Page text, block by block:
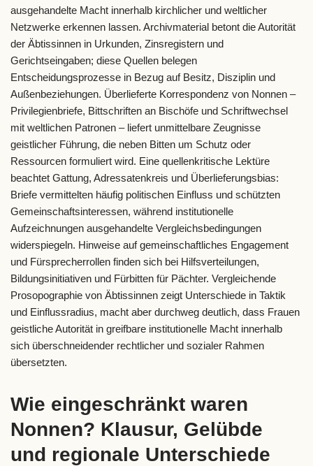
ausgehandelte Macht innerhalb kirchlicher und weltlicher
Netzwerke erkennen lassen. Archivmaterial betont die Autorität
der Äbtissinnen in Urkunden, Zinsregistern und
Gerichtseingaben; diese Quellen belegen
Entscheidungsprozesse in Bezug auf Besitz, Disziplin und
Außenbeziehungen. Überlieferte Korrespondenz von Nonnen –
Privilegienbriefe, Bittschriften an Bischöfe und Schriftwechsel
mit weltlichen Patronen – liefert unmittelbare Zeugnisse
geistlicher Führung, die neben Bitten um Schutz oder
Ressourcen formuliert wird. Eine quellenkritische Lektüre
beachtet Gattung, Adressatenkreis und Überlieferungsbias:
Briefe vermittelten häufig politischen Einfluss und schützten
Gemeinschaftsinteressen, während institutionelle
Aufzeichnungen ausgehandelte Vergleichsbedingungen
widerspiegeln. Hinweise auf gemeinschaftliches Engagement
und Fürsprecherrollen finden sich bei Hilfsverteilungen,
Bildungsinitiativen und Fürbitten für Pächter. Vergleichende
Prosopographie von Äbtissinnen zeigt Unterschiede in Taktik
und Einflussradius, macht aber durchweg deutlich, dass Frauen
geistliche Autorität in greifbare institutionelle Macht innerhalb
sich überschneidender rechtlicher und sozialer Rahmen
übersetzten.
Wie eingeschränkt waren
Nonnen? Klausur, Gelübde
und regionale Unterschiede